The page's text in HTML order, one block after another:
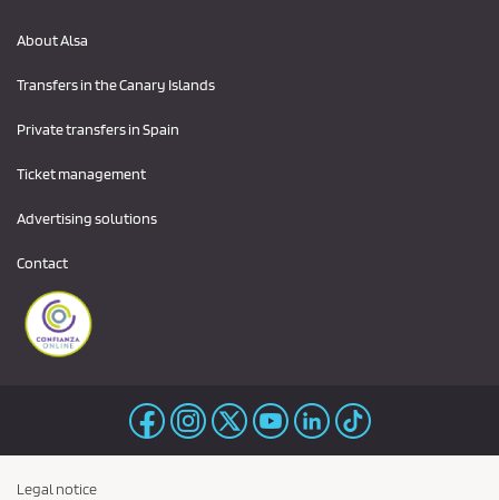
About Alsa
Transfers in the Canary Islands
Private transfers in Spain
Ticket management
Advertising solutions
Contact
Legal notice